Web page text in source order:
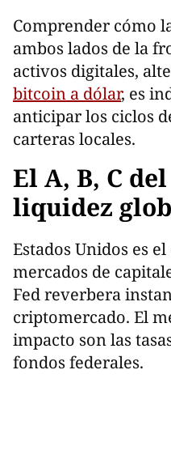
Comprender cómo
ambos lados de la
activos digitales,
bitcoin a dólar, es
anticipar los ciclos
carteras locales.
El A, B, C
liquidez
Estados Unidos es
mercados de
Fed reverbera
criptomercado. El
impacto son las
fondos federales.